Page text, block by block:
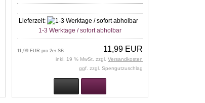
Lieferzeit:
1-3 Werktage / sofort abholbar
11,99 EUR
11,99 EUR pro 2er SB
inkl. 19 % MwSt. zzgl. Versandkosten
ggf. zzgl. Sperrgutzuschlag